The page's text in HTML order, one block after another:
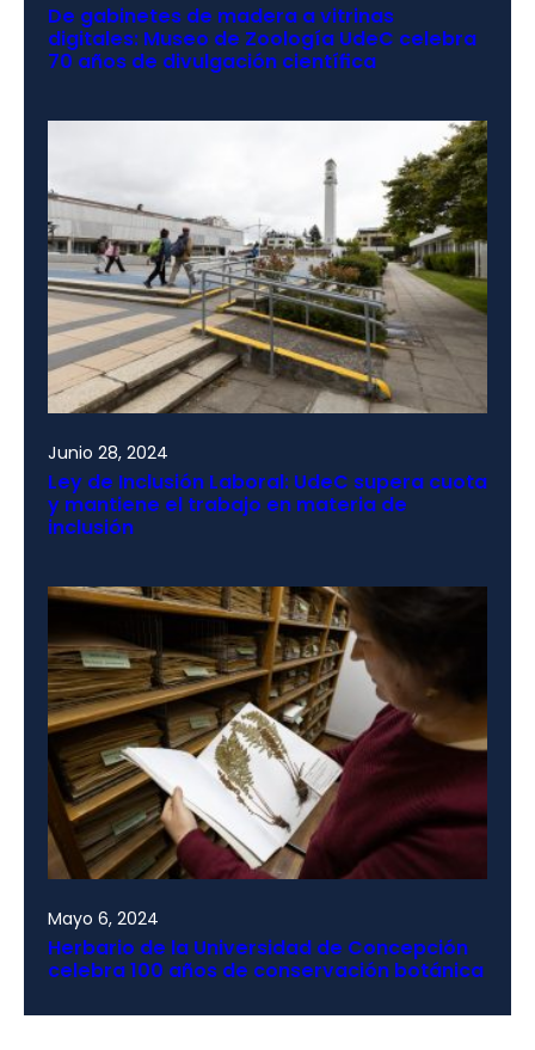
De gabinetes de madera a vitrinas
digitales: Museo de Zoología UdeC celebra
70 años de divulgación científica
Junio 28, 2024
Ley de Inclusión Laboral: UdeC supera cuota
y mantiene el trabajo en materia de
inclusión
Mayo 6, 2024
Herbario de la Universidad de Concepción
celebra 100 años de conservación botánica